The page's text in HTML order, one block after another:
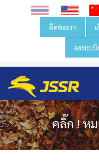
ติดต่อเรา
ลงทะเ
คลิ๊ก ! ห